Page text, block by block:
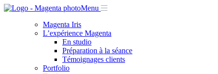
Menu
Magenta Iris
L’expérience Magenta
En studio
Préparation à la séance
Témoignages clients
Portfolio